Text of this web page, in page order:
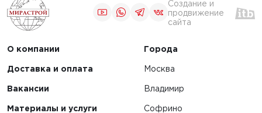
Создание и
продвижение
сайта
О компании
Доставка и оплата
Вакансии
Материалы и услуги
Города
Москва
Владимир
Софрино